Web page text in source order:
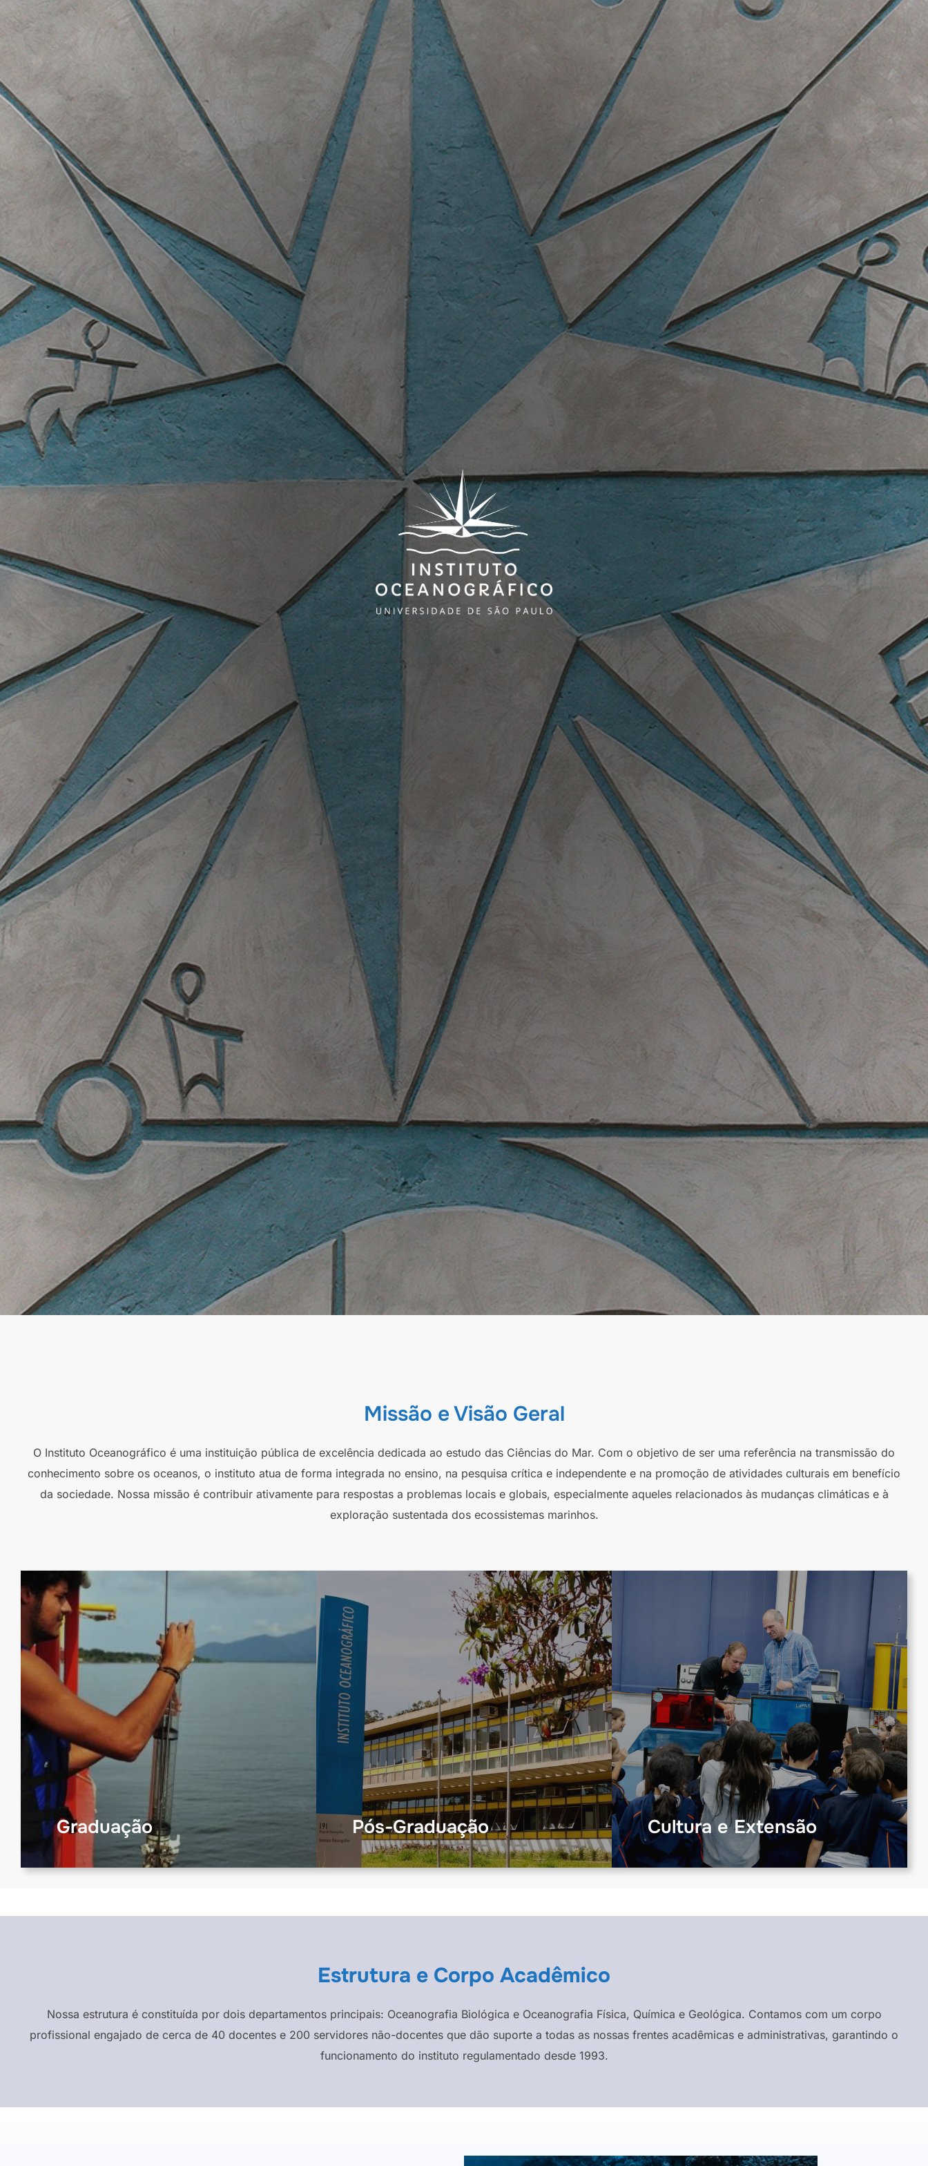
Missão e Visão Geral
O Instituto Oceanográfico é uma instituição pública de excelência dedicada ao estudo das Ciências do Mar. Com o objetivo de ser uma referência na transmissão do
conhecimento sobre os oceanos, o instituto atua de forma integrada no ensino, na pesquisa crítica e independente e na promoção de atividades culturais em benefício
da sociedade. Nossa missão é contribuir ativamente para respostas a problemas locais e globais, especialmente aqueles relacionados às mudanças climáticas e à
exploração sustentada dos ecossistemas marinhos.
Graduação Pós-Graduação Cultura e Extensão
Estrutura e Corpo Acadêmico
Nossa estrutura é constituída por dois departamentos principais: Oceanografia Biológica e Oceanografia Física, Química e Geológica. Contamos com um corpo
profissional engajado de cerca de 40 docentes e 200 servidores não-docentes que dão suporte a todas as nossas frentes acadêmicas e administrativas, garantindo o
funcionamento do instituto regulamentado desde 1993.